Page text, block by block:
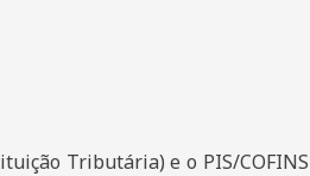
Tributária) e o PIS/COFINS